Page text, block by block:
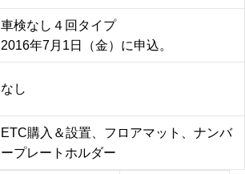
車検なし４回タイプ
2016年7月1日（金）に申込。
なし
ETC購入＆設置、フロアマット、ナンバ
ープレートホルダー